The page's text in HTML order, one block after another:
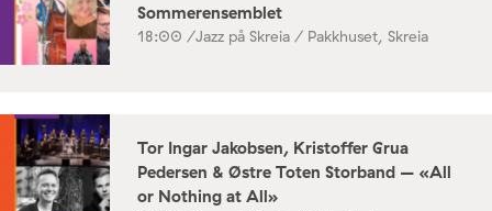
Sommerensemblet
18:00 /Jazz på Skreia / Pakkhuset, Skreia
Tor Ingar Jakobsen, Kristoffer Grua
Pedersen & Østre Toten Storband – «All
or Nothing at All»